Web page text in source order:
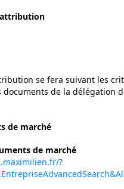
se fera suivant les
documents de la délégation
de marché
de marché
?